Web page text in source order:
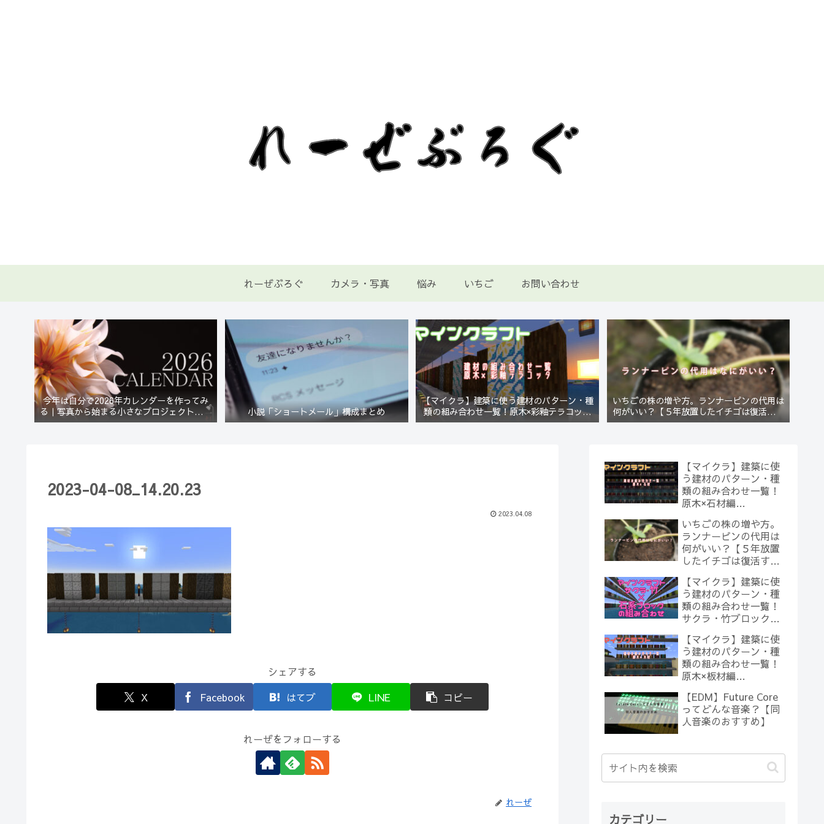
れーぜぶろぐ カメラ・写真 悩み いちご お問い合わせ
今年は自分で2026年カレンダーを作ってみ
る｜写真から始まる小さなプロジェクト【一
灯花】
小説「ショートメール」構成まとめ
【マイクラ】建築に使う建材のパターン・種
類の組み合わせ一覧！原木×彩釉テラコッタ
編【Minecraft】
いちごの株の増や方。ランナーピンの代用は
何がいい？【５年放置したイチゴは復活する
のか？(10)】
2023-04-08_14.20.23
2023.04.08
シェアする
X
Facebook はてブ LINE コピー
れーぜをフォローする
れーぜ
【マイクラ】建築に使
う建材のパターン・種
類の組み合わせ一覧！
原木×石材編
いちごの株の増や方。
ランナーピンの代用は
何がいい？【５年放置
したイチゴは復活する
【マイクラ】建築に使
う建材のパターン・種
類の組み合わせ一覧！
サクラ・竹ブロック×
【Minecraft】
【マイクラ】建築に使
う建材のパターン・種
類の組み合わせ一覧！
原木×板材編
【EDM】Future Core
ってどんな音楽？【同
人音楽のおすすめ】
カテゴリー